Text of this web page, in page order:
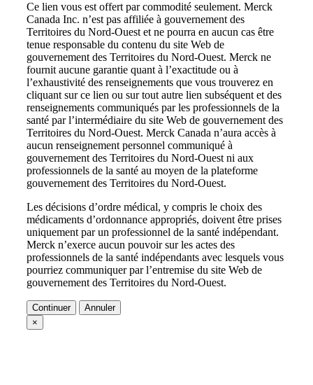
Ce lien vous est offert par commodité seulement. Merck
Canada Inc. n’est pas affiliée à gouvernement des
Territoires du Nord-Ouest et ne pourra en aucun cas être
tenue responsable du contenu du site Web de
gouvernement des Territoires du Nord-Ouest. Merck ne
fournit aucune garantie quant à l’exactitude ou à
l’exhaustivité des renseignements que vous trouverez en
cliquant sur ce lien ou sur tout autre lien subséquent et des
renseignements communiqués par les professionnels de la
santé par l’intermédiaire du site Web de gouvernement des
Territoires du Nord-Ouest. Merck Canada n’aura accès à
aucun renseignement personnel communiqué à
gouvernement des Territoires du Nord-Ouest ni aux
professionnels de la santé au moyen de la plateforme
gouvernement des Territoires du Nord-Ouest.
Les décisions d’ordre médical, y compris le choix des
médicaments d’ordonnance appropriés, doivent être prises
uniquement par un professionnel de la santé indépendant.
Merck n’exerce aucun pouvoir sur les actes des
professionnels de la santé indépendants avec lesquels vous
pourriez communiquer par l’entremise du site Web de
gouvernement des Territoires du Nord-Ouest.
Continuer
Annuler
×